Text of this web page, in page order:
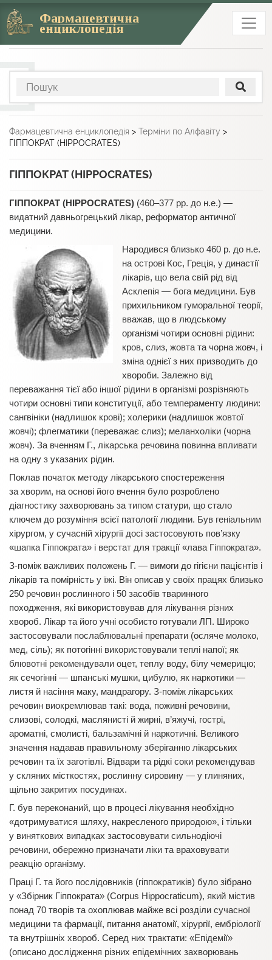
Фармацевтична
енциклопедія
Фармацевтична енциклопедія > Терміни по Алфавіту >
ГІППОКРАТ (HIPPOCRATES)
ГІППОКРАТ (HIPPOCRATES)
ГІППОКРАТ (HIPPOCRATES) (460–377 рр. до н.е.) —
видатний давньогрецький лікар, реформатор античної
медицини.
Народився близько 460 р. до н.е.
на острові Кос, Греція, у династії
лікарів, що вела свій рід від
Асклепія — бога медицини. Був
прихильником гуморальної теорії,
вважав, що в людському
організмі чотири основні рідини:
кров, слиз, жовта та чорна жовч, і
зміна однієї з них призводить до
хвороби. Залежно від
переважання тієї або іншої рідини в організмі розрізняють
чотири основні типи конституції, або темпераменту людини:
сангвініки (надлишок крові); холерики (надлишок жовтої
жовчі); флегматики (переважає слиз); меланхоліки (чорна
жовч). За вченням Г., лікарська речовина повинна впливати
на одну з указаних рідин.
Поклав початок методу лікарського спостереження
за хворим, на основі його вчення було розроблено
діагностику захворювань за типом статури, що стало
ключем до розуміння всієї патології людини. Був геніальним
хірургом, у сучасній хірургії досі застосовують пов’язку
«шапка Гіппократа» і верстат для тракції «лава Гіппократа».
З-поміж важливих положень Г. — вимоги до гігієни пацієнтів і
лікарів та помірність у їжі. Він описав у своїх працях близько
250 речовин рослинного і 50 засобів тваринного
походження, які використовував для лікування різних
хвороб. Лікар та його учні особисто готували ЛП. Широко
застосовували послаблювальні препарати (осляче молоко,
мед, сіль); як потогінні використовували теплі напої; як
блювотні рекомендували оцет, теплу воду, білу чемерицю;
як сечогінні — шпанські мушки, цибулю, як наркотики —
листя й насіння маку, мандрагору. З-поміж лікарських
речовин виокремлював такі: вода, поживні речовини,
слизові, солодкі, маслянисті й жирні, в’яжучі, гострі,
ароматні, смолисті, бальзамічні й наркотичні. Великого
значення надавав правильному зберіганню лікарських
речовин та їх заготівлі. Відвари та рідкі соки рекомендував
у скляних місткостях, рослинну сировину — у глиняних,
щільно закритих посудинах.
Г. був переконаний, що в процесі лікування необхідно
«дотримуватися шляху, накресленого природою», і тільки
у виняткових випадках застосовувати сильнодіючі
речовини, обережно призначати ліки та враховувати
реакцію організму.
Праці Г. та його послідовників (гіппократиків) було зібрано
у «Збірник Гіппократа» (Corpus Hippocraticum), який містив
понад 70 творів та охоплював майже всі розділи сучасної
медицини та фармації, питання анатомії, хірургії, ембріології
та внутрішніх хвороб. Серед них трактати: «Епідемії»
(описано дослідження різних епідемічних захворювань